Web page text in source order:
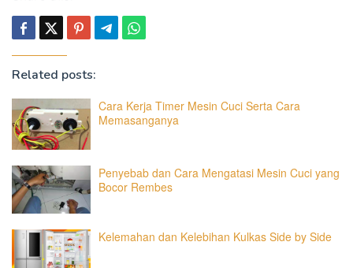
Related posts:
Cara Kerja Timer Mesin Cuci Serta Cara
Memasanganya
Penyebab dan Cara Mengatasi Mesin Cuci yang
Bocor Rembes
Kelemahan dan Kelebihan Kulkas Side by Side